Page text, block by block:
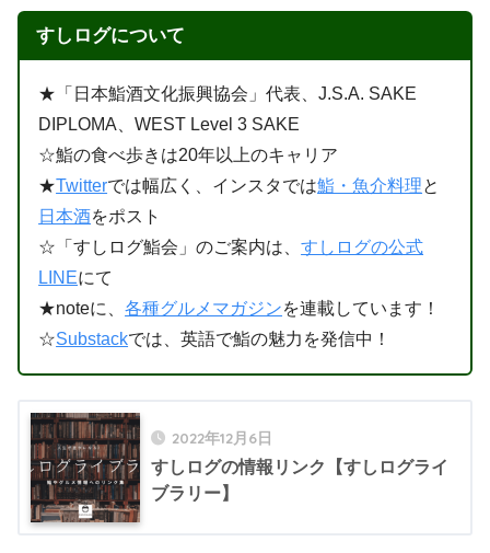
すしログについて
★「日本鮨酒文化振興協会」代表、J.S.A. SAKE
DIPLOMA、WEST Level 3 SAKE
☆鮨の食べ歩きは20年以上のキャリア
★Twitterでは幅広く、インスタでは鮨・魚介料理と
日本酒をポスト
☆「すしログ鮨会」のご案内は、すしログの公式
LINEにて
★noteに、各種グルメマガジンを連載しています！
☆Substackでは、英語で鮨の魅力を発信中！
2022年12月6日
すしログの情報リンク【すしログライ
ブラリー】